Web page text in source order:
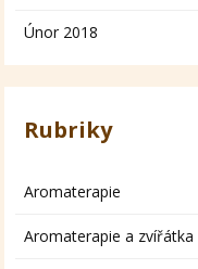
Únor 2018
Rubriky
Aromaterapie
Aromaterapie a zvířátka